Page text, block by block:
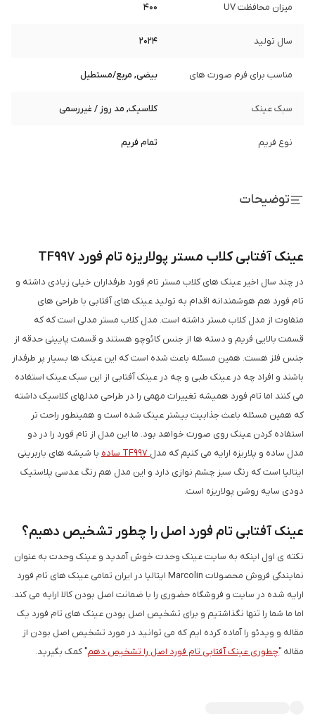
میزان محافظت UV 400
سال تولید 2024
مناسب برای فرم صورت های بیضی, مربع/مستطیل
سبک عینک کلاسیک, مد روز / غیررسمی
نوع فریم تمام فریم
توضیحات
عینک آفتابی کلاب مستر پولاریزه تام فورد TF997
در چند سال اخیر عینک های کلاب مستر تام فورد طرفداران خیلی زیادی داشته و
تام فورد هم هوشمندانه اقدام به تولید عینک های آفتابی با طراحی های
متفاوت از مدل کلاب مستر داشته است. مدل کلاب مستر مدلی است که که
قسمت بالایی فریم و دسته ها از جنس کائوچو هستند و قسمت پایینی حدقه از
جنس فلز هست. همین مسئله باعث شده است که این عینک ها بسیار پر طرفدار
باشند و افراد چه در عینک طبی و چه در عینک آفتابی از این سبک عینک استفاده
می کنند اما تام فورد همیشه تغییرات مهمی را در طراحی مدلهای کلاسیک داشته
که همین مسئله باعث جذابیت بیشتر عینک شده است و همینطور راحت تر
استفاده کردن عینک روی صورت خواهد بود. ما این مدل از تام فورد را در دو
مدل ساده و پلاریزه ارایه می کنیم که مدل
با شیشه های باربرینی
ایتالیا است که رنگ سبز چشم نوازی دارد و این مدل هم رنگ عدسی پلاستیک
دودی سایه روشن پولاریزه است.
عینک آفتابی تام فورد اصل را چطور تشخیص دهیم؟
نکته ی اول اینکه به سایت عینک وحدت خوش آمدید و عینک وحدت به عنوان
نمایندگی فروش محصولات Marcolin ایتالیا در ایران تمامی عینک های تام فورد
ارایه شده در سایت و فروشگاه حضوری را با ضمانت اصل بودن کالا ارایه می کند.
اما ما شما را تنها نگذاشتیم و برای تشخیص اصل بودن عینک های تام فورد یک
مقاله و ویدئو را آماده کرده ایم که می توانید در مورد تشخیص اصل بودن از
مقاله "چطوری عینک آفتابی تام فورد اصل را تشخیص دهم" کمک بگیرید.